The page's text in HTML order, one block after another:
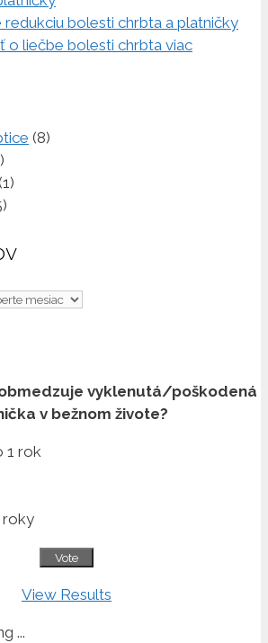
bolesti chrbta a platničky
o liečbe bolesti chrbta viac
(8)
vyklenutá/poškodená
v bežnom živote?
1 rok
roky
View Results
...